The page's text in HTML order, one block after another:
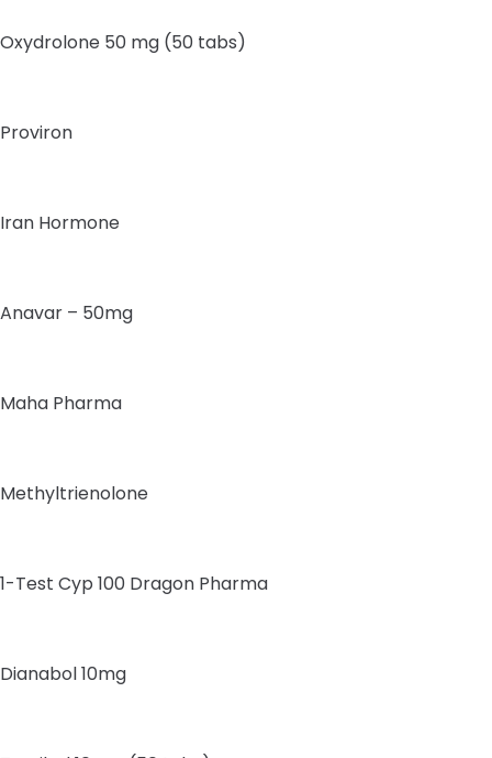
Oxydrolone 50 mg (50 tabs)
Proviron
Iran Hormone
Anavar – 50mg
Maha Pharma
Methyltrienolone
1-Test Cyp 100 Dragon Pharma
Dianabol 10mg